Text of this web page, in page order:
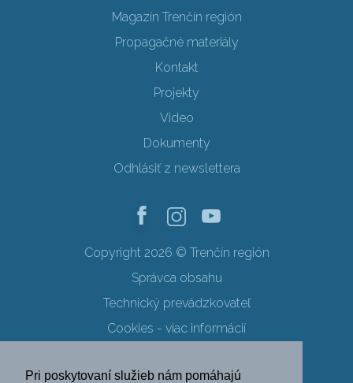
Pri poskytovaní služieb nám pomáhajú
Magazín Trenčín región
Propagačné materiály
Kontakt
Projekty
Video
Dokumenty
Odhlásiť z newslettera
Copyright 2026 © Trenčín región
Správca obsahu
Technický prevádzkovateľ
Cookies - viac informácií
Ochrana osobných údajov